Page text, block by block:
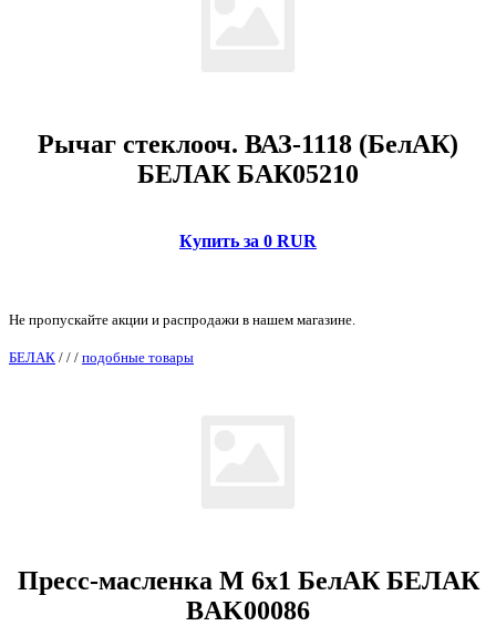
Рычаг стеклооч. ВАЗ-1118 (БелАК)
БЕЛАК БАК05210
Купить за 0 RUR
Не пропускайте акции и распродажи в нашем магазине.
БЕЛАК / / / подобные товары
Пресс-масленка М 6х1 БелАК БЕЛАК
BAK00086